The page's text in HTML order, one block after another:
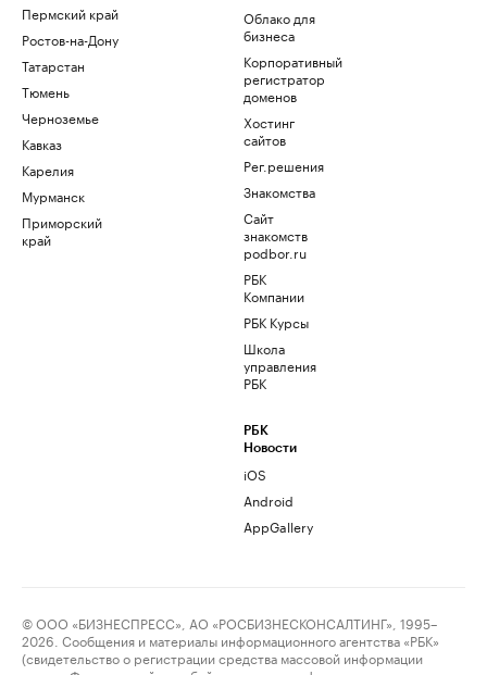
Пермский край
Ростов-на-Дону
Татарстан
Тюмень
Черноземье
Кавказ
Карелия
Мурманск
Приморский
край
Облако для
бизнеса
Корпоративный
регистратор
доменов
Хостинг
сайтов
Рег.решения
Знакомства
Сайт
знакомств
podbor.ru
РБК
Компании
РБК Курсы
Школа
управления
РБК
РБК
Новости
iOS
Android
AppGallery
© ООО «БИЗНЕСПРЕСС», АО «РОСБИЗНЕСКОНСАЛТИНГ», 1995–
2026. Сообщения и материалы информационного агентства «РБК»
(свидетельство о регистрации средства массовой информации